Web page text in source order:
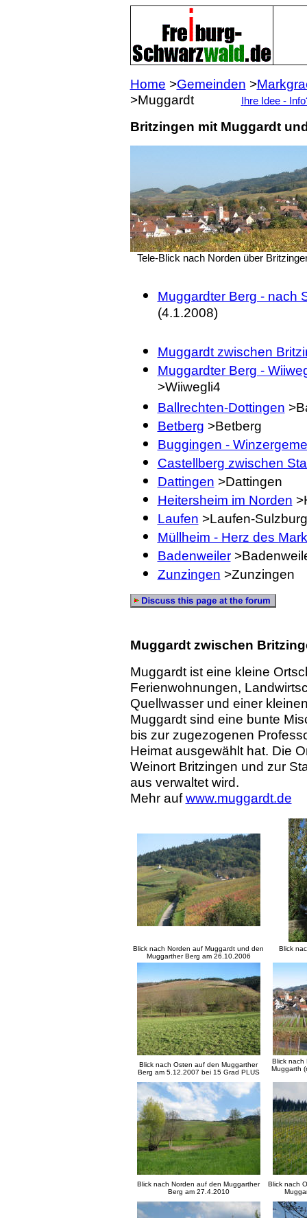
Home >Gemeinden >
>Muggardt
Ihre Idee -
Britzingen mit Muggardt
Tele-Blick nach Norden über
Muggardter Berg - nach
(4.1.2008)
Muggardt zwischen
Muggardter Berg -
>Wiiwegli4
Ballrechten-Dottingen
Betberg >Betberg
Buggingen -
Castellberg zwischen
Dattingen >Dattingen
Heitersheim im Norden
Laufen >Laufen-Sulzburg
Müllheim - Herz des
Badenweiler
Zunzingen >Zunzingen
Muggardt zwischen
Muggardt ist eine kleine
Ferienwohnungen,
Quellwasser und einer
Muggardt sind eine bunte
bis zur zugezogenen
Heimat ausgewählt hat. Die
Weinort Britzingen und zur
aus verwaltet wird.
Mehr aufwww.muggardt.de
Blick nach Norden auf Muggardt und den
Muggarther Berg am 26.10.2006
Blick
Blick nach Osten auf den Muggarther
Berg am 5.12.2007 bei 15 Grad PLUS
Blick nach
Muggarth
Blick nach Norden auf den Muggarther
Berg am 27.4.2010
Blick nach